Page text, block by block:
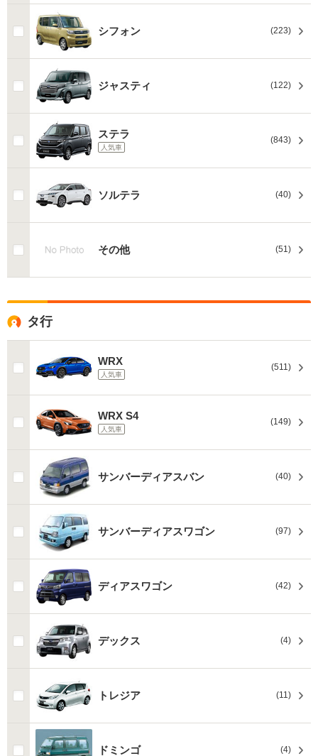
シフォン (223)
ジャスティ (122)
ステラ
人気車
(843)
ソルテラ (40)
その他 (51)
タ行
WRX
人気車
(511)
WRX S4
人気車
(149)
サンバーディアスバン (40)
サンバーディアスワゴン (97)
ディアスワゴン (42)
デックス (4)
トレジア (11)
ドミンゴ (4)